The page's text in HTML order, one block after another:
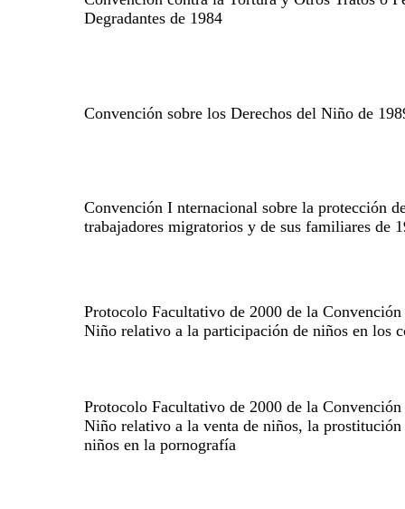
Degradantes de 1984
Convención sobre los Derechos del Niño de
Convención I nternacional sobre la protección
trabajadores migratorios y de sus familiares de
Protocolo Facultativo de 2000 de la
Niño relativo a la participación de niños en los
Protocolo Facultativo de 2000 de la
Niño relativo a la venta de niños, la
niños en la pornografía